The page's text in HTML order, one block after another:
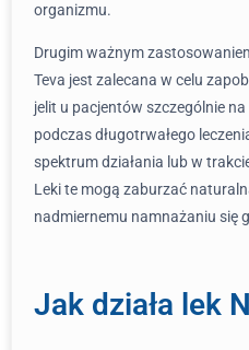
organizmu.
Drugim ważnym
Teva jest zalecana w celu
jelit u pacjentów szczególnie
podczas długotrwałego
spektrum działania lub w
Leki te mogą zaburzać
nadmiernemu namnażaniu się
Jak działa lek